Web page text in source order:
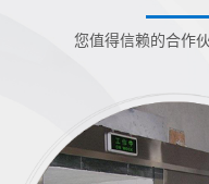
您值得信赖的合作